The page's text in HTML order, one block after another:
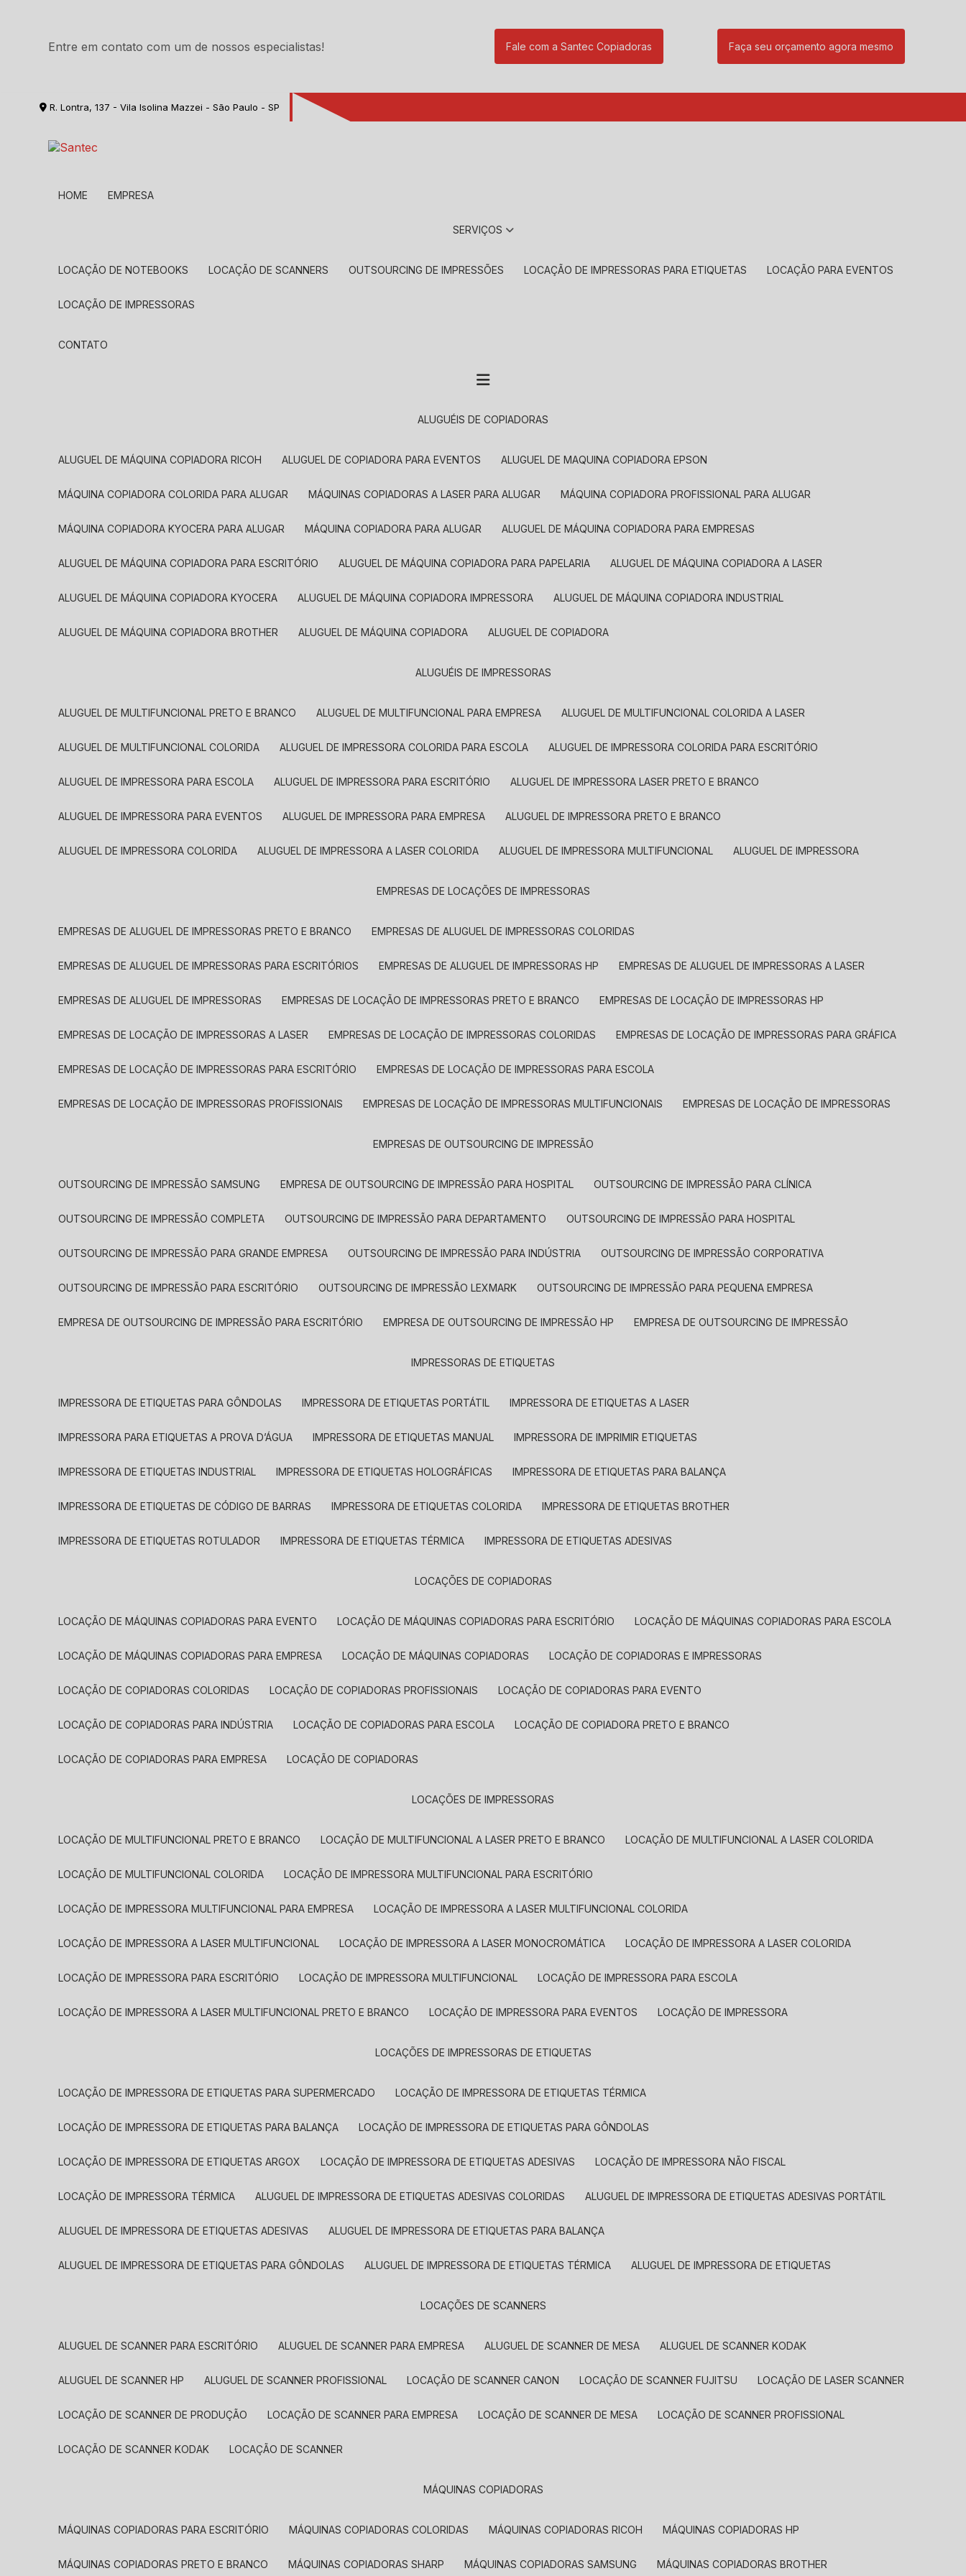
Entre em contato com um de nossos especialistas! Fale com a Santec Copiadoras Faça seu orçamento agora mesmo
R. Lontra, 137 - Vila Isolina Mazzei - São Paulo - SP
HOME EMPRESA
SERVIÇOS
LOCAÇÃO DE NOTEBOOKS LOCAÇÃO DE SCANNERS OUTSOURCING DE IMPRESSÕES LOCAÇÃO DE IMPRESSORAS PARA ETIQUETAS LOCAÇÃO PARA EVENTOS
LOCAÇÃO DE IMPRESSORAS
CONTATO
ALUGUÉIS DE COPIADORAS
ALUGUEL DE MÁQUINA COPIADORA RICOH ALUGUEL DE COPIADORA PARA EVENTOS ALUGUEL DE MAQUINA COPIADORA EPSON
MÁQUINA COPIADORA COLORIDA PARA ALUGAR MÁQUINAS COPIADORAS A LASER PARA ALUGAR MÁQUINA COPIADORA PROFISSIONAL PARA ALUGAR
MÁQUINA COPIADORA KYOCERA PARA ALUGAR MÁQUINA COPIADORA PARA ALUGAR ALUGUEL DE MÁQUINA COPIADORA PARA EMPRESAS
ALUGUEL DE MÁQUINA COPIADORA PARA ESCRITÓRIO ALUGUEL DE MÁQUINA COPIADORA PARA PAPELARIA ALUGUEL DE MÁQUINA COPIADORA A LASER
ALUGUEL DE MÁQUINA COPIADORA KYOCERA ALUGUEL DE MÁQUINA COPIADORA IMPRESSORA ALUGUEL DE MÁQUINA COPIADORA INDUSTRIAL
ALUGUEL DE MÁQUINA COPIADORA BROTHER ALUGUEL DE MÁQUINA COPIADORA ALUGUEL DE COPIADORA
ALUGUÉIS DE IMPRESSORAS
ALUGUEL DE MULTIFUNCIONAL PRETO E BRANCO ALUGUEL DE MULTIFUNCIONAL PARA EMPRESA ALUGUEL DE MULTIFUNCIONAL COLORIDA A LASER
ALUGUEL DE MULTIFUNCIONAL COLORIDA ALUGUEL DE IMPRESSORA COLORIDA PARA ESCOLA ALUGUEL DE IMPRESSORA COLORIDA PARA ESCRITÓRIO
ALUGUEL DE IMPRESSORA PARA ESCOLA ALUGUEL DE IMPRESSORA PARA ESCRITÓRIO ALUGUEL DE IMPRESSORA LASER PRETO E BRANCO
ALUGUEL DE IMPRESSORA PARA EVENTOS ALUGUEL DE IMPRESSORA PARA EMPRESA ALUGUEL DE IMPRESSORA PRETO E BRANCO
ALUGUEL DE IMPRESSORA COLORIDA ALUGUEL DE IMPRESSORA A LASER COLORIDA ALUGUEL DE IMPRESSORA MULTIFUNCIONAL ALUGUEL DE IMPRESSORA
EMPRESAS DE LOCAÇÕES DE IMPRESSORAS
EMPRESAS DE ALUGUEL DE IMPRESSORAS PRETO E BRANCO EMPRESAS DE ALUGUEL DE IMPRESSORAS COLORIDAS
EMPRESAS DE ALUGUEL DE IMPRESSORAS PARA ESCRITÓRIOS EMPRESAS DE ALUGUEL DE IMPRESSORAS HP EMPRESAS DE ALUGUEL DE IMPRESSORAS A LASER
EMPRESAS DE ALUGUEL DE IMPRESSORAS EMPRESAS DE LOCAÇÃO DE IMPRESSORAS PRETO E BRANCO EMPRESAS DE LOCAÇÃO DE IMPRESSORAS HP
EMPRESAS DE LOCAÇÃO DE IMPRESSORAS A LASER EMPRESAS DE LOCAÇÃO DE IMPRESSORAS COLORIDAS EMPRESAS DE LOCAÇÃO DE IMPRESSORAS PARA GRÁFICA
EMPRESAS DE LOCAÇÃO DE IMPRESSORAS PARA ESCRITÓRIO EMPRESAS DE LOCAÇÃO DE IMPRESSORAS PARA ESCOLA
EMPRESAS DE LOCAÇÃO DE IMPRESSORAS PROFISSIONAIS EMPRESAS DE LOCAÇÃO DE IMPRESSORAS MULTIFUNCIONAIS EMPRESAS DE LOCAÇÃO DE IMPRESSORAS
EMPRESAS DE OUTSOURCING DE IMPRESSÃO
OUTSOURCING DE IMPRESSÃO SAMSUNG EMPRESA DE OUTSOURCING DE IMPRESSÃO PARA HOSPITAL OUTSOURCING DE IMPRESSÃO PARA CLÍNICA
OUTSOURCING DE IMPRESSÃO COMPLETA OUTSOURCING DE IMPRESSÃO PARA DEPARTAMENTO OUTSOURCING DE IMPRESSÃO PARA HOSPITAL
OUTSOURCING DE IMPRESSÃO PARA GRANDE EMPRESA OUTSOURCING DE IMPRESSÃO PARA INDÚSTRIA OUTSOURCING DE IMPRESSÃO CORPORATIVA
OUTSOURCING DE IMPRESSÃO PARA ESCRITÓRIO OUTSOURCING DE IMPRESSÃO LEXMARK OUTSOURCING DE IMPRESSÃO PARA PEQUENA EMPRESA
EMPRESA DE OUTSOURCING DE IMPRESSÃO PARA ESCRITÓRIO EMPRESA DE OUTSOURCING DE IMPRESSÃO HP EMPRESA DE OUTSOURCING DE IMPRESSÃO
IMPRESSORAS DE ETIQUETAS
IMPRESSORA DE ETIQUETAS PARA GÔNDOLAS IMPRESSORA DE ETIQUETAS PORTÁTIL IMPRESSORA DE ETIQUETAS A LASER
IMPRESSORA PARA ETIQUETAS A PROVA D’ÁGUA IMPRESSORA DE ETIQUETAS MANUAL IMPRESSORA DE IMPRIMIR ETIQUETAS
IMPRESSORA DE ETIQUETAS INDUSTRIAL IMPRESSORA DE ETIQUETAS HOLOGRÁFICAS IMPRESSORA DE ETIQUETAS PARA BALANÇA
IMPRESSORA DE ETIQUETAS DE CÓDIGO DE BARRAS IMPRESSORA DE ETIQUETAS COLORIDA IMPRESSORA DE ETIQUETAS BROTHER
IMPRESSORA DE ETIQUETAS ROTULADOR IMPRESSORA DE ETIQUETAS TÉRMICA IMPRESSORA DE ETIQUETAS ADESIVAS
LOCAÇÕES DE COPIADORAS
LOCAÇÃO DE MÁQUINAS COPIADORAS PARA EVENTO LOCAÇÃO DE MÁQUINAS COPIADORAS PARA ESCRITÓRIO LOCAÇÃO DE MÁQUINAS COPIADORAS PARA ESCOLA
LOCAÇÃO DE MÁQUINAS COPIADORAS PARA EMPRESA LOCAÇÃO DE MÁQUINAS COPIADORAS LOCAÇÃO DE COPIADORAS E IMPRESSORAS
LOCAÇÃO DE COPIADORAS COLORIDAS LOCAÇÃO DE COPIADORAS PROFISSIONAIS LOCAÇÃO DE COPIADORAS PARA EVENTO
LOCAÇÃO DE COPIADORAS PARA INDÚSTRIA LOCAÇÃO DE COPIADORAS PARA ESCOLA LOCAÇÃO DE COPIADORA PRETO E BRANCO
LOCAÇÃO DE COPIADORAS PARA EMPRESA LOCAÇÃO DE COPIADORAS
LOCAÇÕES DE IMPRESSORAS
LOCAÇÃO DE MULTIFUNCIONAL PRETO E BRANCO LOCAÇÃO DE MULTIFUNCIONAL A LASER PRETO E BRANCO LOCAÇÃO DE MULTIFUNCIONAL A LASER COLORIDA
LOCAÇÃO DE MULTIFUNCIONAL COLORIDA LOCAÇÃO DE IMPRESSORA MULTIFUNCIONAL PARA ESCRITÓRIO
LOCAÇÃO DE IMPRESSORA MULTIFUNCIONAL PARA EMPRESA LOCAÇÃO DE IMPRESSORA A LASER MULTIFUNCIONAL COLORIDA
LOCAÇÃO DE IMPRESSORA A LASER MULTIFUNCIONAL LOCAÇÃO DE IMPRESSORA A LASER MONOCROMÁTICA LOCAÇÃO DE IMPRESSORA A LASER COLORIDA
LOCAÇÃO DE IMPRESSORA PARA ESCRITÓRIO LOCAÇÃO DE IMPRESSORA MULTIFUNCIONAL LOCAÇÃO DE IMPRESSORA PARA ESCOLA
LOCAÇÃO DE IMPRESSORA A LASER MULTIFUNCIONAL PRETO E BRANCO LOCAÇÃO DE IMPRESSORA PARA EVENTOS LOCAÇÃO DE IMPRESSORA
LOCAÇÕES DE IMPRESSORAS DE ETIQUETAS
LOCAÇÃO DE IMPRESSORA DE ETIQUETAS PARA SUPERMERCADO LOCAÇÃO DE IMPRESSORA DE ETIQUETAS TÉRMICA
LOCAÇÃO DE IMPRESSORA DE ETIQUETAS PARA BALANÇA LOCAÇÃO DE IMPRESSORA DE ETIQUETAS PARA GÔNDOLAS
LOCAÇÃO DE IMPRESSORA DE ETIQUETAS ARGOX LOCAÇÃO DE IMPRESSORA DE ETIQUETAS ADESIVAS LOCAÇÃO DE IMPRESSORA NÃO FISCAL
LOCAÇÃO DE IMPRESSORA TÉRMICA ALUGUEL DE IMPRESSORA DE ETIQUETAS ADESIVAS COLORIDAS ALUGUEL DE IMPRESSORA DE ETIQUETAS ADESIVAS PORTÁTIL
ALUGUEL DE IMPRESSORA DE ETIQUETAS ADESIVAS ALUGUEL DE IMPRESSORA DE ETIQUETAS PARA BALANÇA
ALUGUEL DE IMPRESSORA DE ETIQUETAS PARA GÔNDOLAS ALUGUEL DE IMPRESSORA DE ETIQUETAS TÉRMICA ALUGUEL DE IMPRESSORA DE ETIQUETAS
LOCAÇÕES DE SCANNERS
ALUGUEL DE SCANNER PARA ESCRITÓRIO ALUGUEL DE SCANNER PARA EMPRESA ALUGUEL DE SCANNER DE MESA ALUGUEL DE SCANNER KODAK
ALUGUEL DE SCANNER HP ALUGUEL DE SCANNER PROFISSIONAL LOCAÇÃO DE SCANNER CANON LOCAÇÃO DE SCANNER FUJITSU LOCAÇÃO DE LASER SCANNER
LOCAÇÃO DE SCANNER DE PRODUÇÃO LOCAÇÃO DE SCANNER PARA EMPRESA LOCAÇÃO DE SCANNER DE MESA LOCAÇÃO DE SCANNER PROFISSIONAL
LOCAÇÃO DE SCANNER KODAK LOCAÇÃO DE SCANNER
MÁQUINAS COPIADORAS
MÁQUINAS COPIADORAS PARA ESCRITÓRIO MÁQUINAS COPIADORAS COLORIDAS MÁQUINAS COPIADORAS RICOH MÁQUINAS COPIADORAS HP
MÁQUINAS COPIADORAS PRETO E BRANCO MÁQUINAS COPIADORAS SHARP MÁQUINAS COPIADORAS SAMSUNG MÁQUINAS COPIADORAS BROTHER